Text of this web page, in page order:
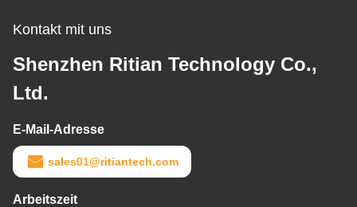
Kontakt mit uns
Shenzhen Ritian Technology Co.,
Ltd.
E-Mail-Adresse
sales01@ritiantech.com
Arbeitszeit